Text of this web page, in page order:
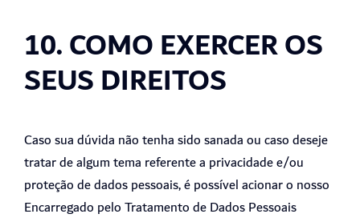
10. COMO EXERCER OS
SEUS DIREITOS
Caso sua dúvida não tenha sido sanada ou caso deseje
tratar de algum tema referente a privacidade e/ou
proteção de dados pessoais, é possível acionar o nosso
Encarregado pelo Tratamento de Dados Pessoais